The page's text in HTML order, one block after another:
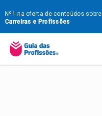
para
o
conteúdo
Nº1 na oferta de conteúdos sobre
Carreiras e Profissões